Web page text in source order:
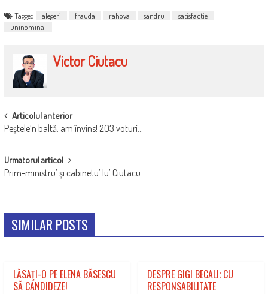
Tagged alegeri frauda rahova sandru
satisfactie
uninominal
Victor Ciutacu
POST
NAVIGATION
Articolul anterior
Peştele’n baltă: am învins! 203 voturi…
Urmatorul articol
Prim-ministru’ şi cabinetu’ lu’ Ciutacu
SIMILAR POSTS
LĂSAŢI-O PE ELENA BĂSESCU
SĂ CANDIDEZE!
DESPRE GIGI BECALI; CU
RESPONSABILITATE